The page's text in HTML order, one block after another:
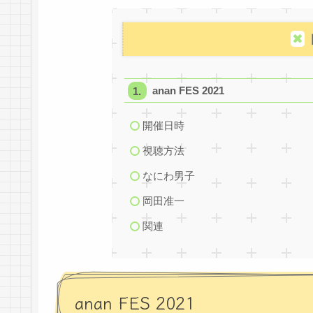
anan FES 2021
開催日時
視聴方法
なにわ男子
岡田准一
関連
anan FES 2021